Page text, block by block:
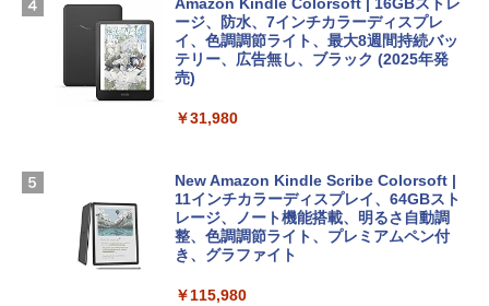
【Amazon.co.jp限定】 HP ノートパソコ
ン 15-fd 15.6インチ 16GBメモリ 512GB
SSD インテル Core 5
￥129,800
FMV ノートパソコン WE1-K3 (MS 365 P
ersonal/Copilotキー搭載/Win 11/15.6型/
Core i5/16GB/SSD 512GB/ホワイト) FM
VWK3E15W_AZ
ows11、10/mac対応|PC2台
￥39,582
ト): Java & Bedrock Edition | オンライ
￥3,600
￥480
FM TOWNS ハイパー・カタログ: 本体ハ
ェクトリストと最新エミュレータ紹介
Amazon Kindle Colorsoft | 16GBストレ
ージ、防水、7インチカラーディスプレ
イ、色調調節ライト、最大8週間持続バッ
テリー、広告無し、ブラック (2025年発
売)
￥31,980
New Amazon Kindle Scribe Colorsoft |
11インチカラーディスプレイ、64GBスト
レージ、ノート機能搭載、明るさ自動調
整、色調調節ライト、プレミアムペン付
き、グラファイト
￥115,980